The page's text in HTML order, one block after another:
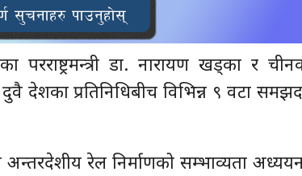
परराष्ट्रमन्त्री डा. नारायण खड्का र
देशका प्रतिनिधिबीच विभिन्न ९ वटा
रेल निर्माणको सम्भाव्यता